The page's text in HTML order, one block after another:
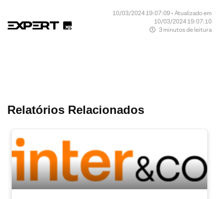
10/03/2024 19:07:09 • Atualizado em
10/03/2024 19:07:10
3 minutos de leitura
Relatórios Relacionados